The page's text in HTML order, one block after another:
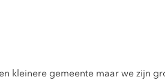
kleinere gemeente maar we zijn